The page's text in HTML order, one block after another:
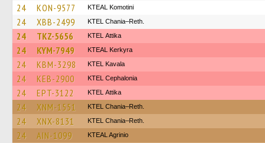
24 KON-9577 KTEAL Komotini
24 XBB-2499 KTEL Chania–Reth.
24 TKZ-5656 KΤΕL Αttika
24 KYM-7949 KTEAL Kerkyra
24 KBM-3298 KTEL Kavala
24 KEB-2900 KTEL Cephalonia
24 EPT-3122 KΤΕL Αttika
24 XNM-1551 KTEL Chania–Reth.
24 XNX-8131 KTEL Chania–Reth.
24 AIN-1099 KTEAL Agrinio